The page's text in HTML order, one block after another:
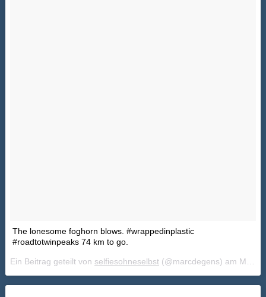
The lonesome foghorn blows. #wrappedinplastic
#roadtotwinpeaks 74 km to go.
Ein Beitrag geteilt von selfiesohneselbst (@marcdegens) am Mai 20, 2018 um 2:49 PDT